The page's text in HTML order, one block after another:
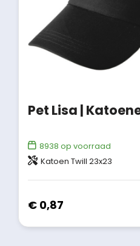
8938 op voorraad
Katoen Twill 23x23
€ 0,87